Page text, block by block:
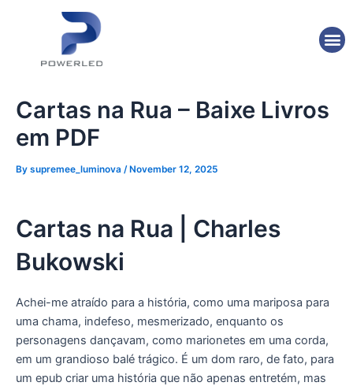
Cartas na Rua – Baixe Livros
em PDF
By supremee_luminova /November 12, 2025
Cartas na Rua | Charles
Bukowski
Achei-me atraído para a história, como uma mariposa para
uma chama, indefeso, mesmerizado, enquanto os
personagens dançavam, como marionetes em uma corda,
em um grandioso balé trágico. É um dom raro, de fato, para
um epub criar uma história que não apenas entretém, mas
navigation